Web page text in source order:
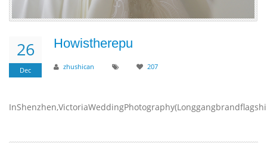
26
Dec
Howistherepu
zhushican 207